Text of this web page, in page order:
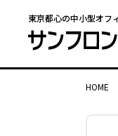
東京都心の中小型オフ
HOME